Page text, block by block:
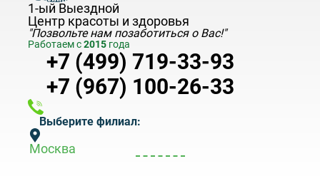
1-ый Выездной
Центр красоты и здоровья
"Позвольте нам позаботиться о Вас!"
Работаем с2015 года
+7 (499) 719-33-93
+7 (967) 100-26-33
Выберите филиал:
Москва